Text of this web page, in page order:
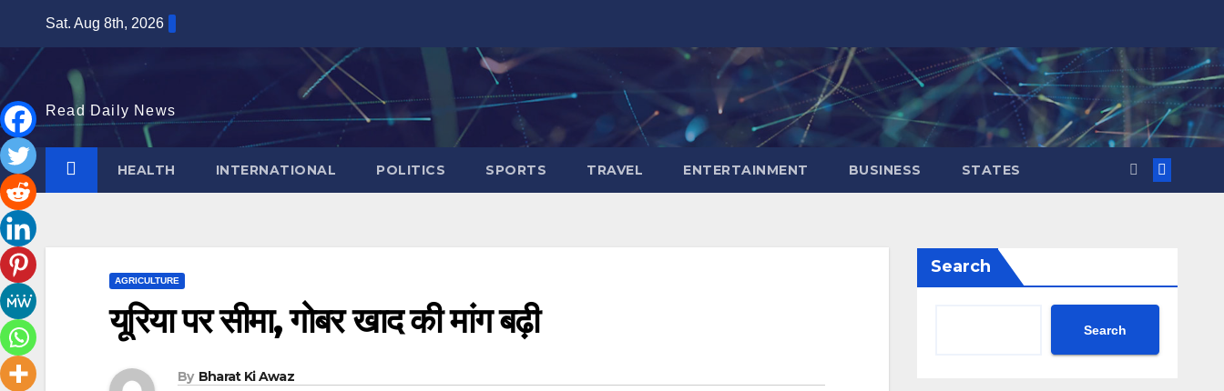
content
Sat. Aug 8th, 2026
Read Daily News
HEALTH INTERNATIONAL POLITICS SPORTS TRAVEL ENTERTAINMENT BUSINESS STATES
AGRICULTURE
यूरिया पर सीमा, गोबर खाद की मांग बढ़ी
By Bharat Ki Awaz
Search
Search